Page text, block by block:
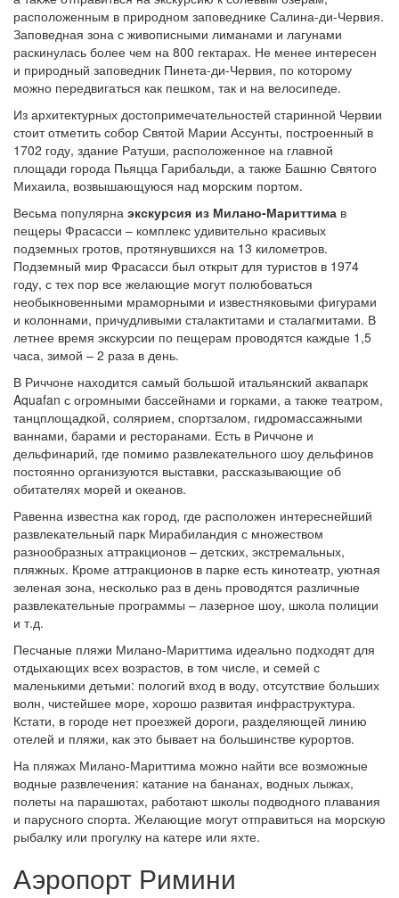
расположенным в природном заповеднике Салина-ди-Червия.
Заповедная зона с живописными лиманами и лагунами
раскинулась более чем на 800 гектарах. Не менее интересен
и природный заповедник Пинета-ди-Червия, по которому
можно передвигаться как пешком, так и на велосипеде.
Из архитектурных достопримечательностей старинной Червии
стоит отметить собор Святой Марии Ассунты, построенный в
1702 году, здание Ратуши, расположенное на главной
площади города Пьяцца Гарибальди, а также Башню Святого
Михаила, возвышающуюся над морским портом.
Весьма популярна экскурсия из Милано-Мариттима в
пещеры Фрасасси – комплекс удивительно красивых
подземных гротов, протянувшихся на 13 километров.
Подземный мир Фрасасси был открыт для туристов в 1974
году, с тех пор все желающие могут полюбоваться
необыкновенными мраморными и известняковыми фигурами
и колоннами, причудливыми сталактитами и сталагмитами. В
летнее время экскурсии по пещерам проводятся каждые 1,5
часа, зимой – 2 раза в день.
В Риччоне находится самый большой итальянский аквапарк
Aquafan с огромными бассейнами и горками, а также театром,
танцплощадкой, солярием, спортзалом, гидромассажными
ваннами, барами и ресторанами. Есть в Риччоне и
дельфинарий, где помимо развлекательного шоу дельфинов
постоянно организуются выставки, рассказывающие об
обитателях морей и океанов.
Равенна известна как город, где расположен интереснейший
развлекательный парк Мирабиландия с множеством
разнообразных аттракционов – детских, экстремальных,
пляжных. Кроме аттракционов в парке есть кинотеатр, уютная
зеленая зона, несколько раз в день проводятся различные
развлекательные программы – лазерное шоу, школа полиции
и т.д.
Песчаные пляжи Милано-Мариттима идеально подходят для
отдыхающих всех возрастов, в том числе, и семей с
маленькими детьми: пологий вход в воду, отсутствие больших
волн, чистейшее море, хорошо развитая инфраструктура.
Кстати, в городе нет проезжей дороги, разделяющей линию
отелей и пляжи, как это бывает на большинстве курортов.
На пляжах Милано-Мариттима можно найти все возможные
водные развлечения: катание на бананах, водных лыжах,
полеты на парашютах, работают школы подводного плавания
и парусного спорта. Желающие могут отправиться на морскую
рыбалку или прогулку на катере или яхте.
Аэропорт Римини